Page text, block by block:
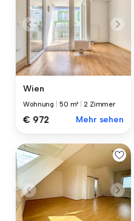
Wien
Wohnung 50 m² |2 Zimmer
€ 972 Mehr sehen